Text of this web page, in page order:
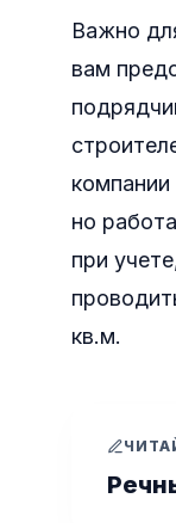
Важно
вам
компании
но
при
кв.м.